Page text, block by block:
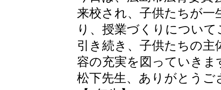
来校され、子供たちが
り、授業づくりについ
引き続き、子供たちの
容の充実を図っていきま
松下先生、ありがとうご